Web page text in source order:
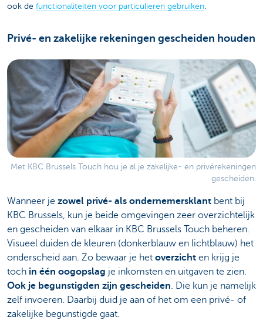
ook de functionaliteiten voor particulieren gebruiken.
Privé- en zakelijke rekeningen gescheiden houden
Met KBC Brussels Touch hou je al je zakelijke- en privérekeningen
gescheiden.
Wanneer je zowel privé- als ondernemersklant bent bij
KBC Brussels, kun je beide omgevingen zeer overzichtelijk
en gescheiden van elkaar in KBC Brussels Touch beheren.
Visueel duiden de kleuren (donkerblauw en lichtblauw) het
onderscheid aan. Zo bewaar je het overzicht en krijg je
toch in één oogopslag je inkomsten en uitgaven te zien.
Ook je begunstigden zijn gescheiden. Die kun je namelijk
zelf invoeren. Daarbij duid je aan of het om een privé- of
zakelijke begunstigde gaat.